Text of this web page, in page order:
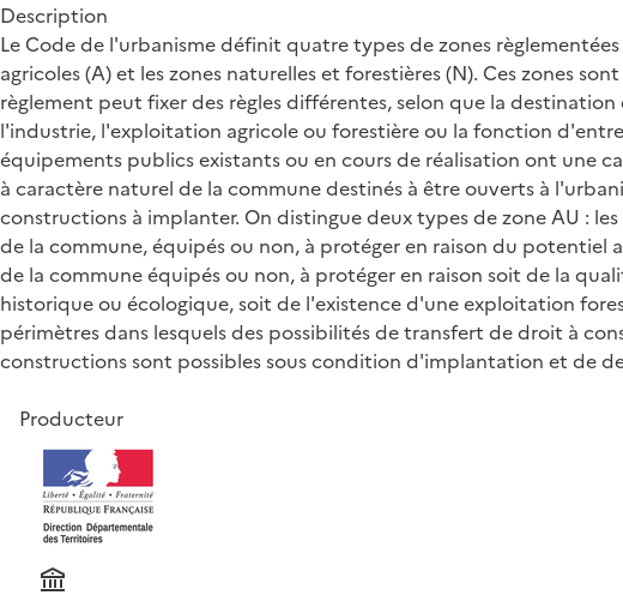
Description
Le Code de l'urbanisme définit quatre types de zones règlementées
agricoles (A) et les zones naturelles et forestières (N). Ces zones
règlement peut fixer des règles différentes, selon que la
l'industrie, l'exploitation agricole ou forestière ou la fonction
équipements publics existants ou en cours de réalisation ont une
à caractère naturel de la commune destinés à être ouverts à
constructions à implanter. On distingue deux types de zone AU :
de la commune, équipés ou non, à protéger en raison du potentiel
de la commune équipés ou non, à protéger en raison soit de la
historique ou écologique, soit de l'existence d'une exploitation
périmètres dans lesquels des possibilités de transfert de droit à
constructions sont possibles sous condition d'implantation et de
Producteur